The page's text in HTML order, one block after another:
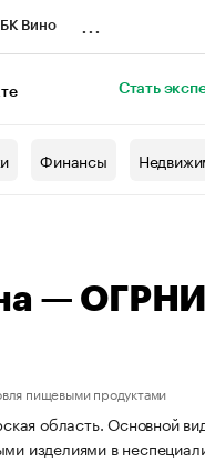
Вино
Стать
Финансы
—
пищевыми продуктами
область. Основной
изделиями в